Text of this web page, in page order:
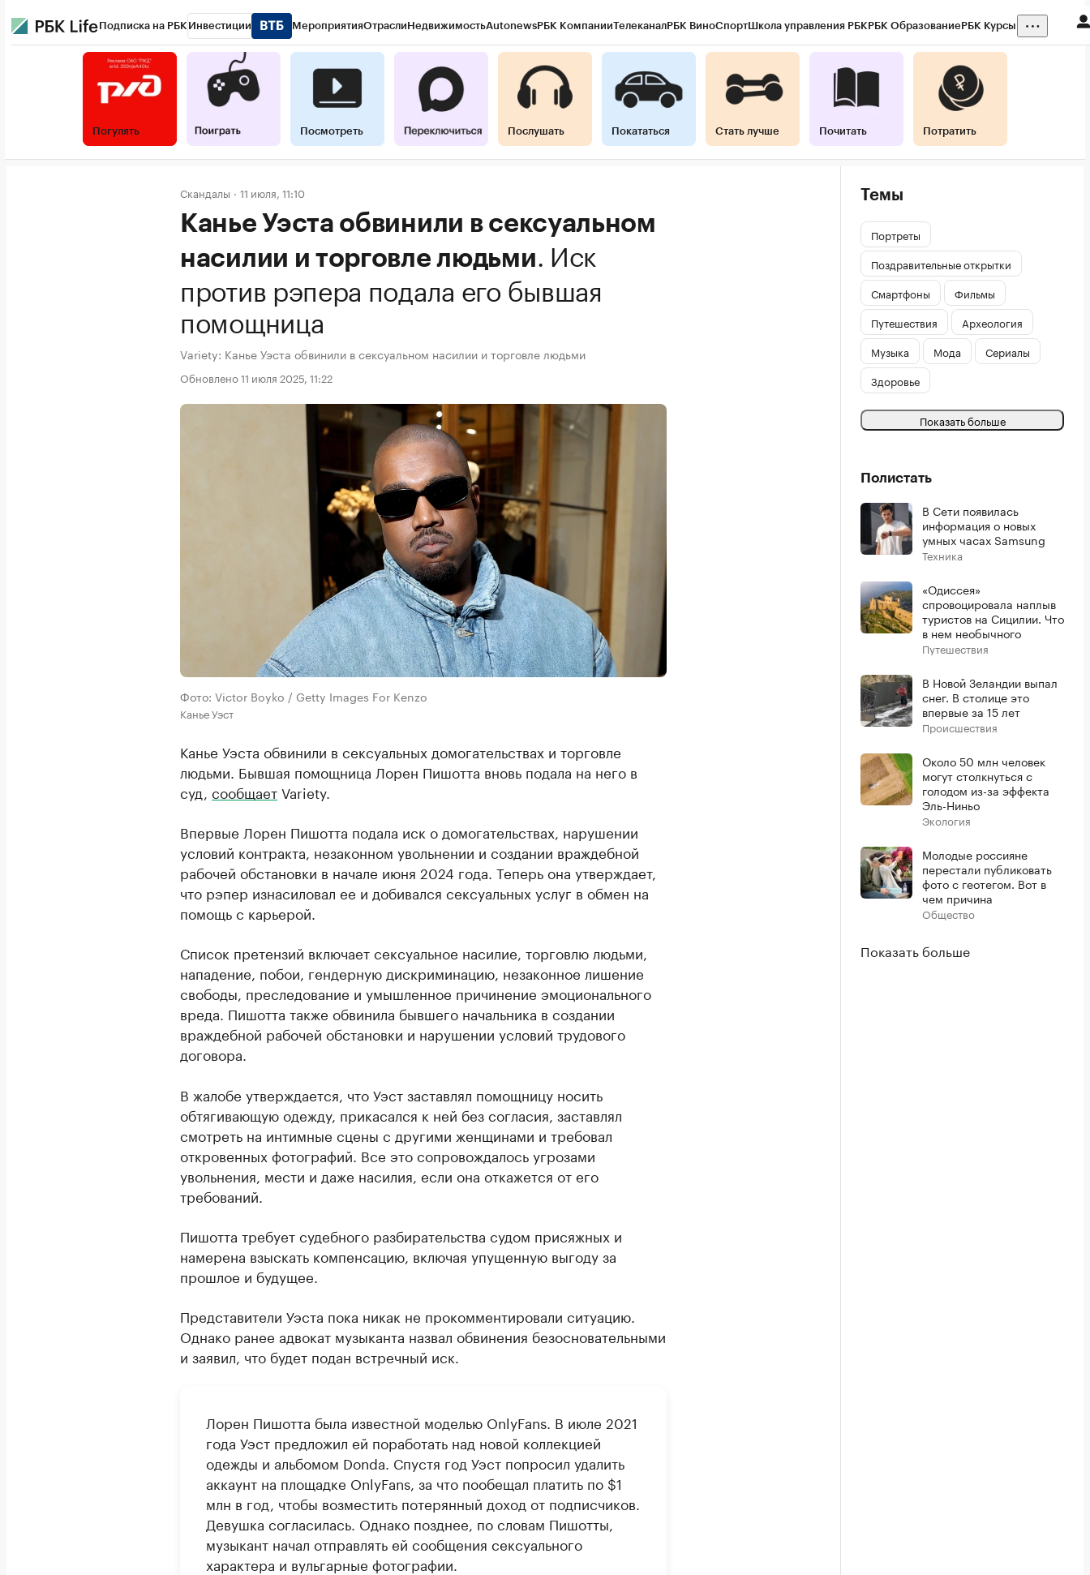
Подписка на РБК Инвестиции МероприятияОтраслиНедвижимостьAutonewsРБК КомпанииТелеканалРБК ВиноСпортШкола управления РБКРБК ОбразованиеРБК Курсы
Погулять Посмотреть Послушать Покататься Стать лучше Почитать Потратить
Скандалы 11 июля, 11:10
Канье Уэста обвинили в сексуальном
насилии и торговле людьми. Иск
против рэпера подала его бывшая
помощница
Variety: Канье Уэста обвинили в сексуальном насилии и торговле людьми
Обновлено 11 июля 2025, 11:22
Фото: Victor Boyko / Getty Images For Kenzo
Канье Уэст
Канье Уэста обвинили в сексуальных домогательствах и торговле
людьми. Бывшая помощница Лорен Пишотта вновь подала на него в
суд, сообщаетVariety.
Впервые Лорен Пишотта подала иск о домогательствах, нарушении
условий контракта, незаконном увольнении и создании враждебной
рабочей обстановки в начале июня 2024 года. Теперь она утверждает,
что рэпер изнасиловал ее и добивался сексуальных услуг в обмен на
помощь с карьерой.
Список претензий включает сексуальное насилие, торговлю людьми,
нападение, побои, гендерную дискриминацию, незаконное лишение
свободы, преследование и умышленное причинение эмоционального
вреда. Пишотта также обвинила бывшего начальника в создании
враждебной рабочей обстановки и нарушении условий трудового
договора.
В жалобе утверждается, что Уэст заставлял помощницу носить
обтягивающую одежду, прикасался к ней без согласия, заставлял
смотреть на интимные сцены с другими женщинами и требовал
откровенных фотографий. Все это сопровождалось угрозами
увольнения, мести и даже насилия, если она откажется от его
требований.
Пишотта требует судебного разбирательства судом присяжных и
намерена взыскать компенсацию, включая упущенную выгоду за
прошлое и будущее.
Представители Уэста пока никак не прокомментировали ситуацию.
Однако ранее адвокат музыканта назвал обвинения безосновательными
и заявил, что будет подан встречный иск.
Лорен Пишотта была известной моделью OnlyFans. В июле 2021
года Уэст предложил ей поработать над новой коллекцией
одежды и альбомом Donda. Спустя год Уэст попросил удалить
аккаунт на площадке OnlyFans, за что пообещал платить по $1
млн в год, чтобы возместить потерянный доход от подписчиков.
Девушка согласилась. Однако позднее, по словам Пишотты,
музыкант начал отправлять ей сообщения сексуального
характера и вульгарные фотографии.
Темы
Портреты
Поздравительные открытки
Смартфоны
Фильмы
Путешествия
Археология
Музыка
Мода
Сериалы
Здоровье
Показать больше
Полистать
В Сети появилась
информация о новых
умных часах Samsung
Техника
«Одиссея»
спровоцировала наплыв
туристов на Сицилии. Что
в нем необычного
Путешествия
В Новой Зеландии выпал
снег. В столице это
впервые за 15 лет
Происшествия
Около 50 млн человек
могут столкнуться с
голодом из-за эффекта
Эль-Ниньо
Экология
Молодые россияне
перестали публиковать
фото с геотегом. Вот в
чем причина
Общество
Показать больше